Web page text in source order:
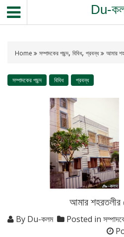
Du-
Home সম্পাদকের পছন্দ, বিবিধ, প্রবন্ধ আমার
সম্পাদকের পছন্দ বিবিধ প্রবন্ধ
আমার শহরতলীর
By Du-কলম Posted in